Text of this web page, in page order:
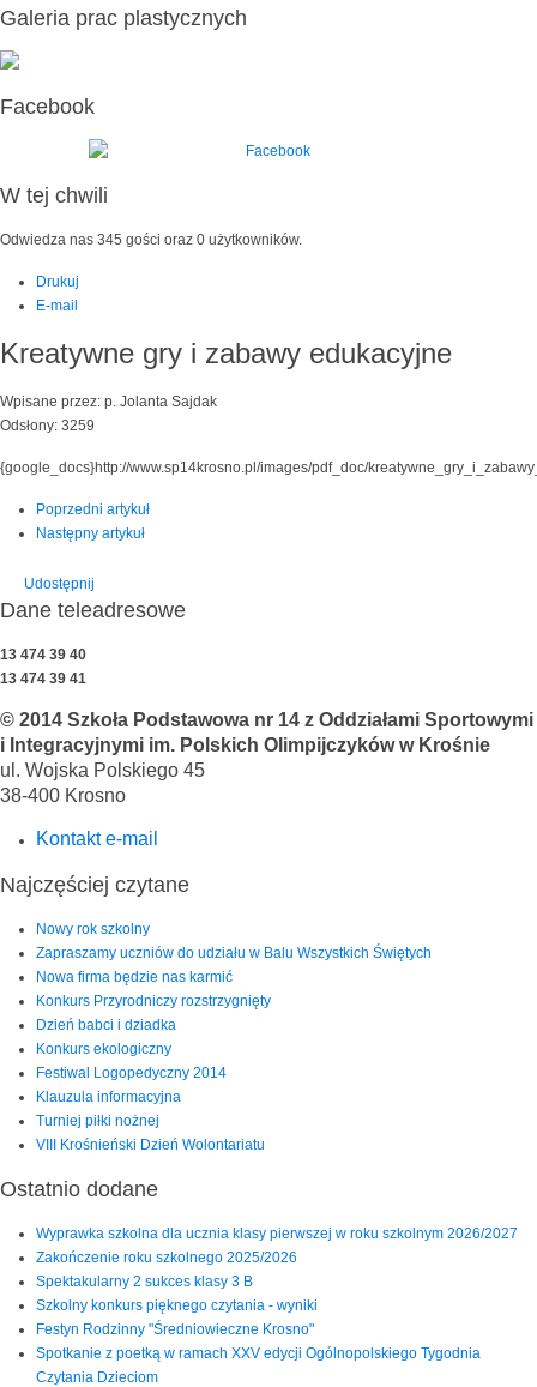
Galeria prac plastycznych
Facebook
W tej chwili
Odwiedza nas 345 gości oraz 0 użytkowników.
Drukuj
E-mail
Kreatywne gry i zabawy edukacyjne
Wpisane przez: p. Jolanta Sajdak
Odsłony: 3259
{google_docs}http://www.sp14krosno.pl/images/pdf_doc/
Poprzedni artykuł
Następny artykuł
Udostępnij
Dane teleadresowe
13 474 39 40
13 474 39 41
© 2014 Szkoła Podstawowa nr 14 z Oddziałami Sportowymi
i Integracyjnymi im. Polskich Olimpijczyków w Krośnie
ul. Wojska Polskiego 45
38-400 Krosno
Kontakt e-mail
Najczęściej czytane
Nowy rok szkolny
Zapraszamy uczniów do udziału w Balu Wszystkich Świętych
Nowa firma będzie nas karmić
Konkurs Przyrodniczy rozstrzygnięty
Dzień babci i dziadka
Konkurs ekologiczny
Festiwal Logopedyczny 2014
Klauzula informacyjna
Turniej piłki nożnej
VIII Krośnieński Dzień Wolontariatu
Ostatnio dodane
Wyprawka szkolna dla ucznia klasy pierwszej w roku szkolnym 2026/2027
Zakończenie roku szkolnego 2025/2026
Spektakularny 2 sukces klasy 3 B
Szkolny konkurs pięknego czytania - wyniki
Festyn Rodzinny "Średniowieczne Krosno"
Spotkanie z poetką w ramach XXV edycji Ogólnopolskiego Tygodnia
Czytania Dzieciom